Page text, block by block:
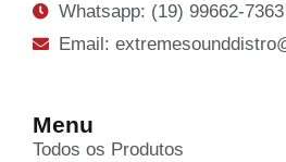
Whatsapp: (19) 99662-7363
Email:
Menu
Todos os Produtos